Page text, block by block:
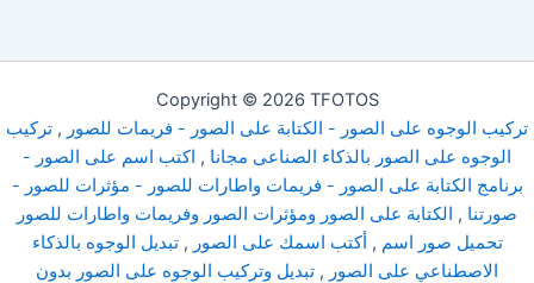
Copyright © 2026 TFOTOS
تركيب الوجوه على الصور - الكتابة على الصور - فريمات للصور , تركيب
الوجوه على الصور بالذكاء الصناعى مجانا , اكتب اسم على الصور -
برنامج الكتابة على الصور - فريمات واطارات للصور - مؤثرات للصور -
صورتنا , الكتابة على الصور ومؤثرات الصور وفريمات واطارات للصور
تحميل صور اسم , أكتب اسمك على الصور ,تبديل الوجوه بالذكاء
الاصطناعي على الصور , تبديل وتركيب الوجوه على الصور بدون